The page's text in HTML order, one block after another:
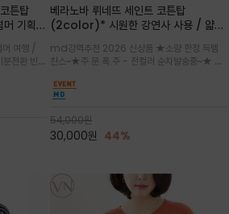
튼탑
기획
로 빈
잘어울
여행 /
전환 빈티
없는 라운
캡슬리브
베라노바 뤼네뜨 세인트 코튼탑
(2color)* 시원한 강연사 사용 / 얇고
피부에 잘 달라붙지 않아 통기성이 탁월
md강력추천 2026 신상품 ★소량 한정 득템
찬스~★주.문.폭.주 - 전컬러 순차발송중~★ 감
라인과 여유 있는 스탠다드 핏으로 부담 없이 착
용/과하지 않은 프린트 디테일이 룩에 세련된 위
트를 더해 데일리 룩에 포인트
54,000원
30,000원 44%